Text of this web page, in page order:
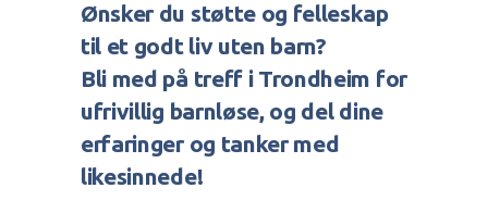
Ønsker du støtte og felleskap
til et godt liv uten barn?
Bli med på treff i Trondheim for
ufrivillig barnløse, og del dine
erfaringer og tanker med
likesinnede!